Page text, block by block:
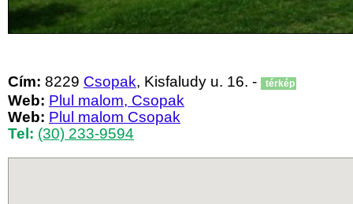
Cím: 8229 Csopak, Kisfaludy u. 16. - térkép
Web: Plul malom, Csopak
Web: Plul malom Csopak
Tel: (30) 233-9594